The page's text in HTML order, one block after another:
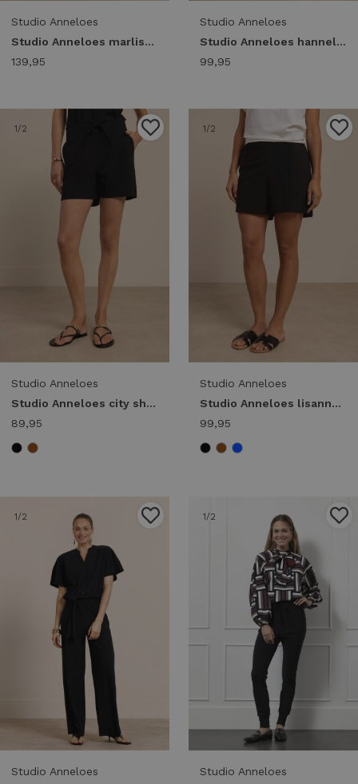
Studio Anneloes
Studio Anneloes marlise barell trousers 14418 Broek 9000 black
139,95
Studio Anneloes
Studio Anneloes hannelore capri trousers 14420 Capri 9000 black
99,95
1/2
Studio Anneloes
Studio Anneloes city short 13818 Korte broeken 9000 black
89,95
1/2
Studio Anneloes
Studio Anneloes lisanne shorts 91540 Korte broeken 9000 black
99,95
1/2
Studio Anneloes
1/2
Studio Anneloes